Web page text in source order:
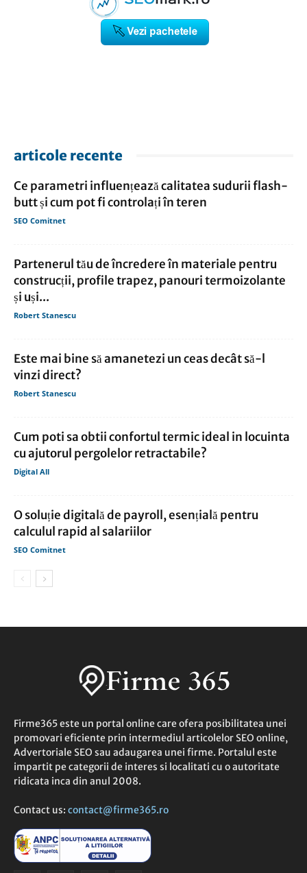
articole recente
Ce parametri influențează calitatea sudurii flash-
butt și cum pot fi controlați în teren
SEO Comitnet
Partenerul tău de încredere în materiale pentru
construcții, profile trapez, panouri termoizolante
și uși...
Robert Stanescu
Este mai bine să amanetezi un ceas decât să-l
vinzi direct?
Robert Stanescu
Cum poti sa obtii confortul termic ideal in locuinta
cu ajutorul pergolelor retractabile?
Digital All
O soluție digitală de payroll, esențială pentru
calculul rapid al salariilor
SEO Comitnet
Firme365 este un portal online care ofera posibilitatea unei
promovari eficiente prin intermediul articolelor SEO online,
Advertoriale SEO sau adaugarea unei firme. Portalul este
impartit pe categorii de interes si localitati cu o autoritate
ridicata inca din anul 2008.
Contact us: contact@firme365.ro